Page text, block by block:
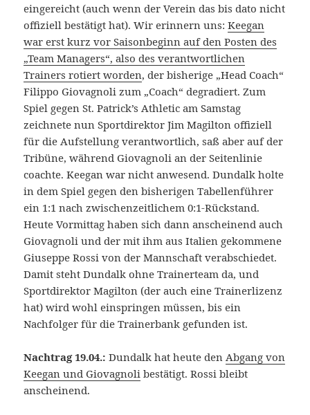
eingereicht (auch wenn der Verein das bis dato nicht
offiziell bestätigt hat). Wir erinnern uns:Keegan
war erst kurz vor Saisonbeginn auf den Posten des
„Team Managers“, also des verantwortlichen
Trainers rotiert worden, der bisherige „Head Coach“
Filippo Giovagnoli zum „Coach“ degradiert. Zum
Spiel gegen St. Patrick’s Athletic am Samstag
zeichnete nun Sportdirektor Jim Magilton offiziell
für die Aufstellung verantwortlich, saß aber auf der
Tribüne, während Giovagnoli an der Seitenlinie
coachte. Keegan war nicht anwesend. Dundalk holte
in dem Spiel gegen den bisherigen Tabellenführer
ein 1:1 nach zwischenzeitlichem 0:1-Rückstand.
Heute Vormittag haben sich dann anscheinend auch
Giovagnoli und der mit ihm aus Italien gekommene
Giuseppe Rossi von der Mannschaft verabschiedet.
Damit steht Dundalk ohne Trainerteam da, und
Sportdirektor Magilton (der auch eine Trainerlizenz
hat) wird wohl einspringen müssen, bis ein
Nachfolger für die Trainerbank gefunden ist.
Nachtrag 19.04.: Dundalk hat heute den Abgang von
Keegan und Giovagnoli bestätigt. Rossi bleibt
anscheinend.